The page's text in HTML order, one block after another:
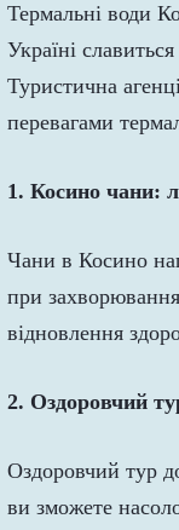
Термальні води
Україні
Туристична
перевагами
1. Косино чани:
Чани в Косино
при
відновлення
2. Оздоровчий
Оздоровчий тур
ви зможете